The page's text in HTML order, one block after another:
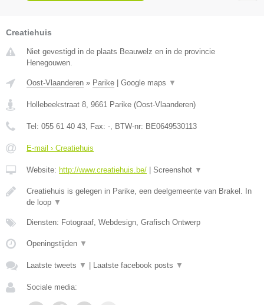
Creatiehuis
Niet gevestigd in de plaats Beauwelz en in de provincie
Henegouwen.
Oost-Vlaanderen » Parike Google maps ▼
Hollebeekstraat 8, 9661 Parike (Oost-Vlaanderen)
Tel: 055 61 40 43, Fax: -, BTW-nr: BE0649530113
E-mail › Creatiehuis
Website: http://www.creatiehuis.be/ Screenshot ▼
Creatiehuis is gelegen in Parike, een deelgemeente van Brakel. In
de loop ▼
Diensten: Fotograaf, Webdesign, Grafisch Ontwerp
Openingstijden ▼
Laatste tweets ▼ Laatste facebook posts ▼
Sociale media: